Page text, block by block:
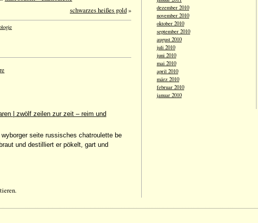
schwarzes heißes gold»
| zwölf zeilen zur zeit – reim und
seite russisches chatroulette be
und destilliert er pökelt, gart und
dezember 2010
november 2010
oktober 2010
september 2010
august 2010
juli 2010
juni 2010
mai 2010
april 2010
märz 2010
februar 2010
januar 2010